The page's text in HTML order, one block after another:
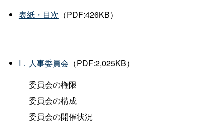
表紙・目次 （PDF:426KB）
I．人事委員会 （PDF:2,025KB）
委員会の権限
委員会の構成
委員会の開催状況